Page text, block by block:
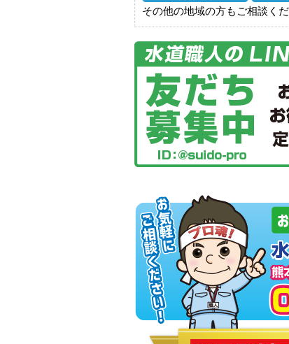
その他の地域の方もご相談くだ